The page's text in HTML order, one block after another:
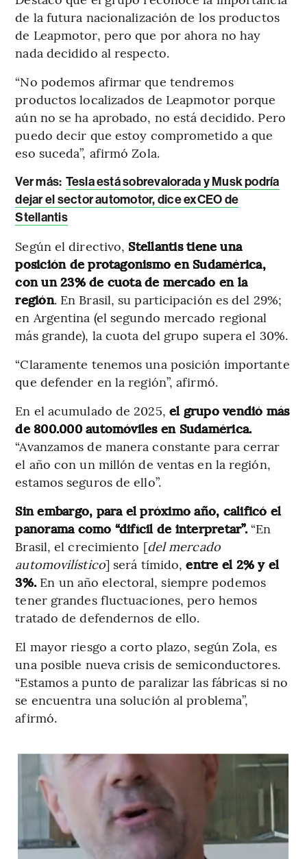
de la futura nacionalización de los productos
de Leapmotor, pero que por ahora no hay
nada decidido al respecto.
“No podemos afirmar que tendremos
productos localizados de Leapmotor porque
aún no se ha aprobado, no está decidido. Pero
puedo decir que estoy comprometido a que
eso suceda”, afirmó Zola.
Ver más: Tesla está sobrevalorada y Musk podría
dejar el sector automotor, dice exCEO de
Stellantis
Según el directivo, Stellantis tiene una
posición de protagonismo en Sudamérica,
con un 23% de cuota de mercado en la
región. En Brasil, su participación es del 29%;
en Argentina (el segundo mercado regional
más grande), la cuota del grupo supera el 30%.
“Claramente tenemos una posición importante
que defender en la región”, afirmó.
En el acumulado de 2025, el grupo vendió más
de 800.000 automóviles en Sudamérica.
“Avanzamos de manera constante para cerrar
el año con un millón de ventas en la región,
estamos seguros de ello”.
Sin embargo, para el próximo año, calificó el
panorama como “difícil de interpretar”. “En
Brasil, el crecimiento [del mercado
automovilístico] será tímido,entre el 2% y el
3%. En un año electoral, siempre podemos
tener grandes fluctuaciones, pero hemos
tratado de defendernos de ello.
El mayor riesgo a corto plazo, según Zola, es
una posible nueva crisis de semiconductores.
“Estamos a punto de paralizar las fábricas si no
se encuentra una solución al problema”,
afirmó.